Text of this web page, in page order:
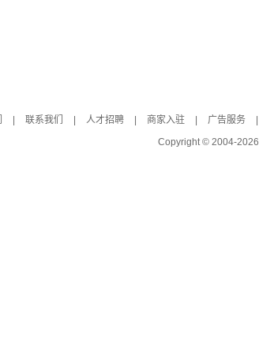
联系我们 人才招聘 商家入驻 广告服务
Copyright © 2004-2026